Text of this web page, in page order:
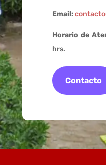
Email:
Horario de
hrs.
Contacto